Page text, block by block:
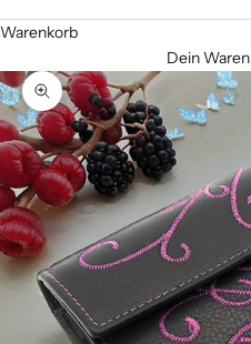
Warenkorb
Dein
Bild vergrößern